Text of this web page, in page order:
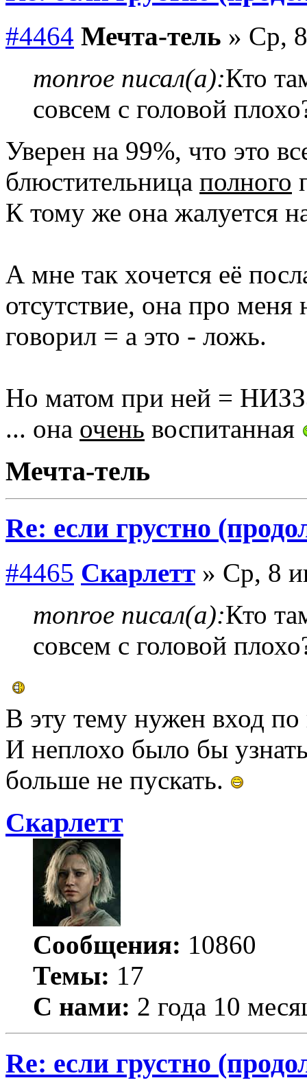
#4464 Мечта-тель » Ср,
monroe писал(а):Кто
совсем с головой
Уверен на 99%, что это
блюстительница полного
К тому же она жалуется
А мне так хочется её
отсутствие, она про
говорил = а это - ложь.
Но матом при ней =
... она очень воспитанная
Мечта-тель
Re: если грустно
#4465 Скарлетт » Ср, 8
monroe писал(а):Кто
совсем с головой
В эту тему нужен вход
И неплохо было бы
больше не пускать.
Скарлетт
Сообщения: 10860
Темы: 17
С нами: 2 года 10
Re: если грустно